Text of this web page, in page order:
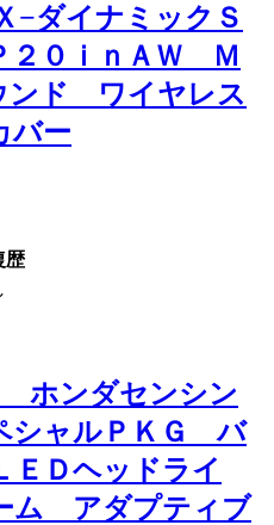
−ダイナミックＳ
０ｉｎＡＷ Ｍ
ンド ワイヤレス
バー
歴
ホンダセンシン
シャルＰＫＧ バ
Ｄヘッドライ
ム アダプティブ